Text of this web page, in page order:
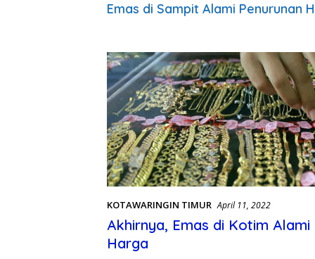
Emas di Sampit Alami Penurunan
KOTAWARINGIN TIMUR April 11, 2022
Akhirnya, Emas di Kotim Alami
Harga